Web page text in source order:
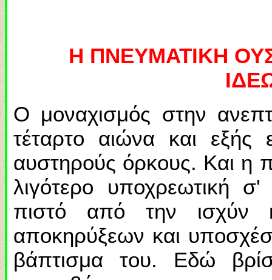
Η ΠΝΕΥΜΑΤΙΚΗ
Ο μοναχισμός στην
τέταρτο αιώνα και εξής
αυστηρούς όρκους. Και η
λιγότερο υποχρεωτική
πιστό από την ισχύν
αποκηρύξεων και
βάπτισμα του. Εδώ